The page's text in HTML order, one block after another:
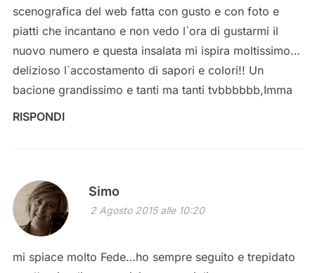
scenografica del web fatta con gusto e con foto e
piatti che incantano e non vedo l`ora di gustarmi il
nuovo numero e questa insalata mi ispira moltissimo…
delizioso l`accostamento di sapori e colori!! Un
bacione grandissimo e tanti ma tanti tvbbbbbb,Imma
RISPONDI
Simo
2 Agosto 2015 alle 10:20
mi spiace molto Fede…ho sempre seguito e trepidato